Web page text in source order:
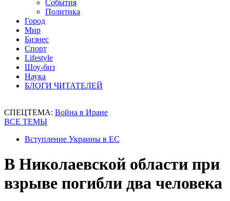
События
Политика
Город
Мир
Бизнес
Спорт
Lifestyle
Шоу-биз
Наука
БЛОГИ ЧИТАТЕЛЕЙ
СПЕЦТЕМА: Война в Иране
ВСЕ ТЕМЫ
Вступление Украины в ЕС
В Николаевской области при
взрыве погибли два человека